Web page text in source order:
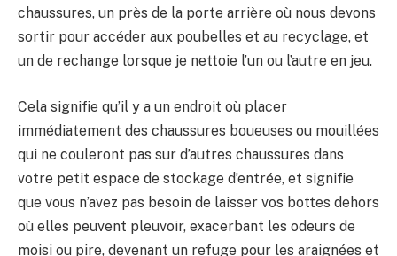
chaussures, un près de la porte arrière où nous devons
sortir pour accéder aux poubelles et au recyclage, et
un de rechange lorsque je nettoie l’un ou l’autre en jeu.
Cela signifie qu’il y a un endroit où placer
immédiatement des chaussures boueuses ou mouillées
qui ne couleront pas sur d’autres chaussures dans
votre petit espace de stockage d’entrée, et signifie
que vous n’avez pas besoin de laisser vos bottes dehors
où elles peuvent pleuvoir, exacerbant les odeurs de
moisi ou pire, devenant un refuge pour les araignées et